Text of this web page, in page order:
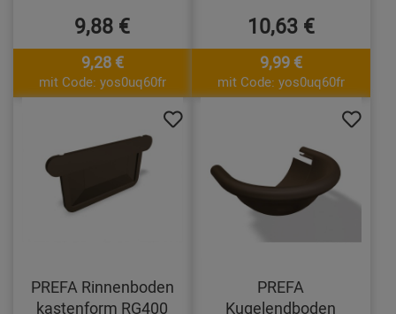
9,88 €
9,28 €
mit Code: yos0uq60fr
10,63 €
9,99 €
mit Code: yos0uq60fr
PREFA Rinnenboden
kastenform RG400
PREFA
Kugelendboden